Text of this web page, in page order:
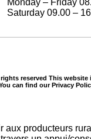
Saturday 09.00 –
rights reserved This
can find our Privacy
aux producteurs